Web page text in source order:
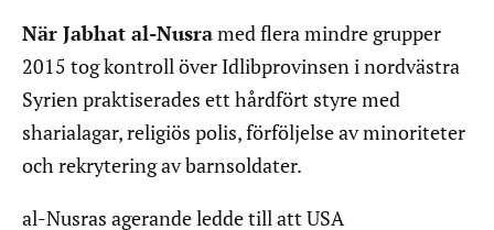
När Jabhat al-Nusramed flera mindre grupper
2015 tog kontroll över Idlibprovinsen i nordvästra
Syrien praktiserades ett hårdfört styre med
sharialagar, religiös polis, förföljelse av minoriteter
och rekrytering av barnsoldater.
al-Nusras agerande ledde till att USA